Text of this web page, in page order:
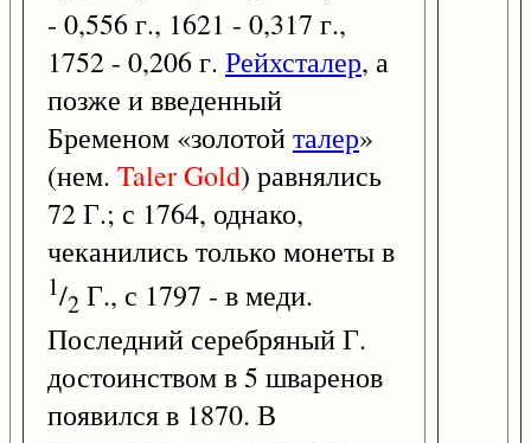
- 0,556 г., 1621 - 0,317 г.,
1752 - 0,206 г. Рейхсталер, а
позже и введенный
Бременом «золотойталер»
(нем. TalerGold) равнялись
72 Г.; с 1764, однако,
чеканились только монеты в
1/2 Г., с 1797 - в меди.
Последний серебряный Г.
достоинством в 5 шваренов
появился в 1870. В